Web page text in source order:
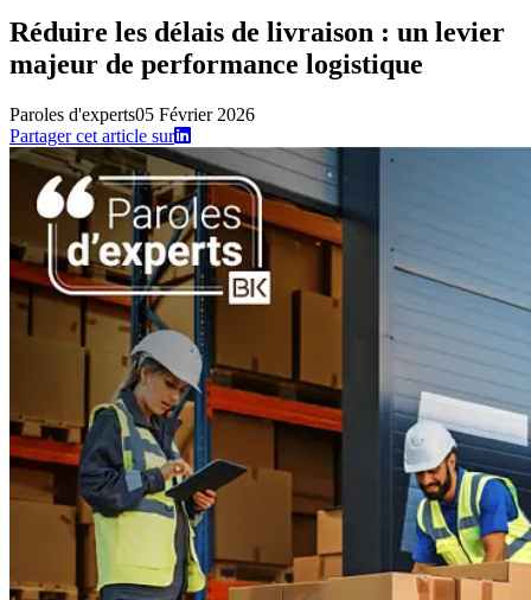
Réduire les délais de livraison : un levier
majeur de performance logistique
Paroles d'experts05 Février 2026
Partager cet article sur